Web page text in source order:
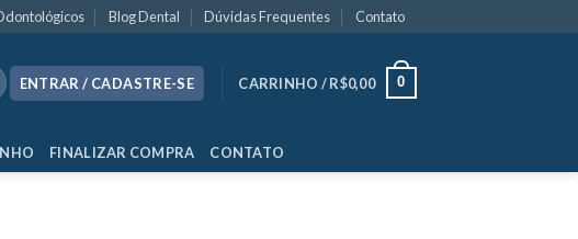
Blog Dental Dúvidas Frequentes Contato
ENTRAR / CADASTRE-SE CARRINHO /R$0,00 0
FINALIZAR COMPRA CONTATO